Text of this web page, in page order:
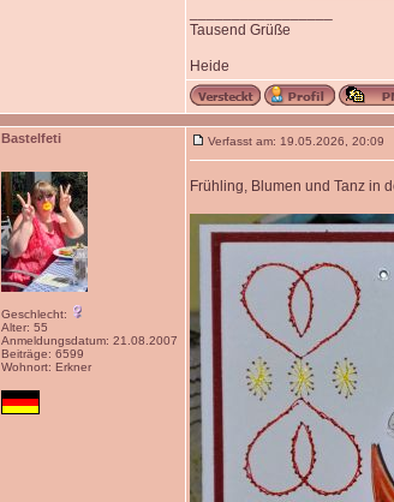
Tausend Grüße
Heide
Bastelfeti
Geschlecht:
Alter: 55
Anmeldungsdatum: 21.08.2007
Beiträge: 6599
Wohnort: Erkner
Verfasst am: 19.05.2026, 20:09
Frühling, Blumen und Tanz in